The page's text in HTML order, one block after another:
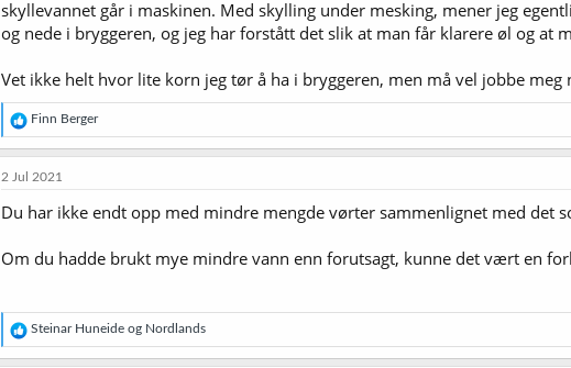
er en god grunn til ikke å kjøpe sett der du ikke får oppskrifta. Velg pre-boil
effektivitet.
Du må kjenne effektiviteten din for å kunne beregne hvor mye malt du skal bruke i
https://www.brewersfriend.com/allgrain-ogfg/
skyllevannet går i maskinen. Med skylling under mesking, mener jeg
og nede i bryggeren, og jeg har forstått det slik at man får klarere øl og at
Vet ikke helt hvor lite korn jeg tør å ha i bryggeren, men må vel jobbe meg
R
e
a
k
j
o
e
Finn Berger
2 Jul 2021
Du har ikke endt opp med mindre mengde vørter sammenlignet med det
Om du hadde brukt mye mindre vann enn forutsagt, kunne det vært en
R
e
a
Steinar Huneide og Nordlands